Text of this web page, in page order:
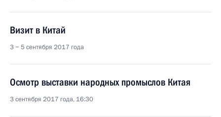
Визит в Китай
3 − 5 сентября 2017 года
Осмотр выставки народных промыслов Китая
3 сентября 2017 года, 16:30